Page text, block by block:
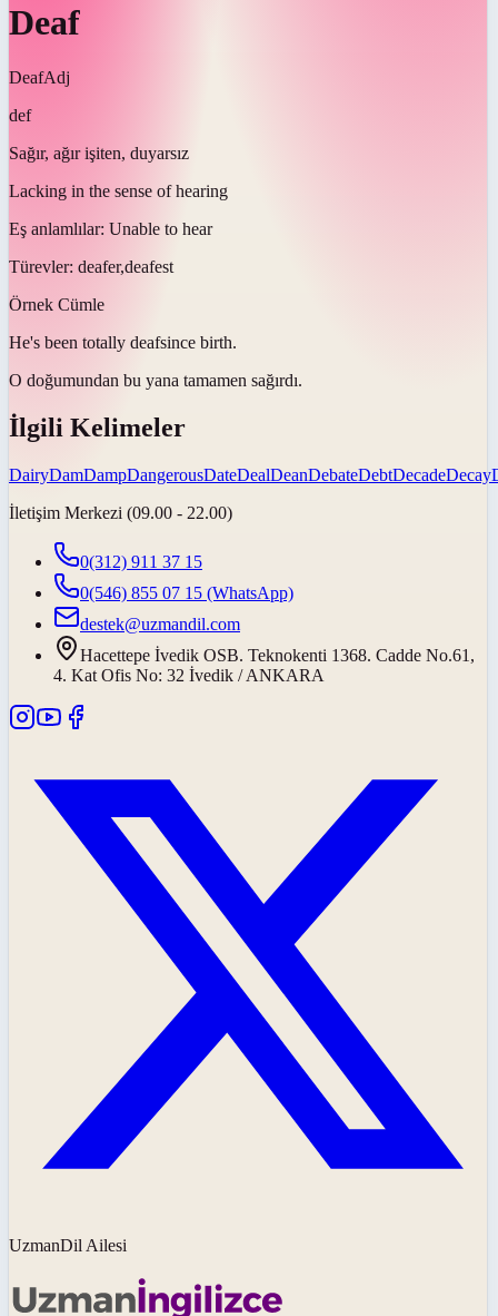
Deaf
DeafAdj
def
Sağır, ağır işiten, duyarsız
Lacking in the sense of hearing
Eş anlamlılar: Unable to hear
Türevler: deafer,deafest
Örnek Cümle
He's been totally deafsince birth.
O doğumundan bu yana tamamen sağırdı.
İlgili Kelimeler
DairyDamDampDangerousDateDealDeanDebateDebtDecadeDecay
İletişim Merkezi (09.00 - 22.00)
0(312) 911 37 15
0(546) 855 07 15 (WhatsApp)
destek@uzmandil.com
Hacettepe İvedik OSB. Teknokenti 1368. Cadde No.61,
4. Kat Ofis No: 32 İvedik / ANKARA
UzmanDil Ailesi